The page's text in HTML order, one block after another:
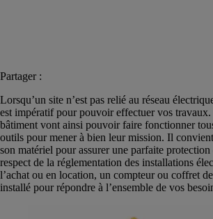
Partager :
Lorsqu’un site n’est pas relié au réseau
est impératif pour pouvoir effectuer vos
bâtiment vont ainsi pouvoir faire fonctionner
outils pour mener à bien leur mission. Il
son matériel pour assurer une parfaite protection
respect de la réglementation des installations
l’achat ou en location, un compteur ou coffret
installé pour répondre à l’ensemble de vos